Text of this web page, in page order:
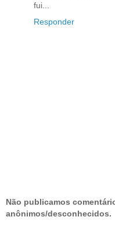
fui...
Responder
Não publicamos
anônimos/desconhecidos.